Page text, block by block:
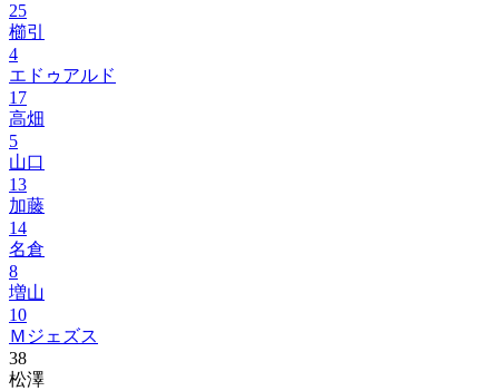
25
櫛引
4
エドゥアルド
17
高畑
5
山口
13
加藤
14
名倉
8
増山
10
Ｍジェズス
38
松澤